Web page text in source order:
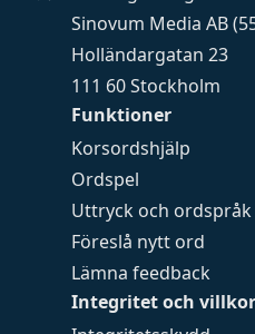
Funktioner
Korsordshjälp
Ordspel
Uttryck och ordspråk
Föreslå nytt ord
Lämna feedback
Integritet och villkor
Sinovum Media AB
Holländargatan 23
111 60 Stockholm